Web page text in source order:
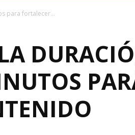
para fortalecer...